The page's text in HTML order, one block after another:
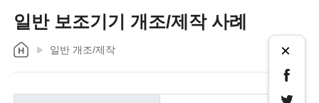
일반 보조기기 개조/제작 사례
일반 개조/제작 ×